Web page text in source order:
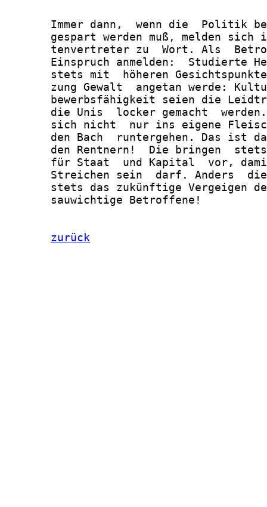
Immer dann,  wenn die  Politik
gespart werden muß, melden sich
tenvertreter zu  Wort. Als
Einspruch anmelden:  Studierte
stets mit  höheren
zung Gewalt  angetan werde:
bewerbsfähigkeit seien die
die Unis  locker gemacht
sich nicht  nur ins eigene
den Bach  runtergehen. Das ist
den Rentnern!  Die bringen
für Staat  und Kapital  vor,
Streichen sein  darf. Anders
stets das zukünftige Vergeigen
       sauwichtige Betroffene!
zurück